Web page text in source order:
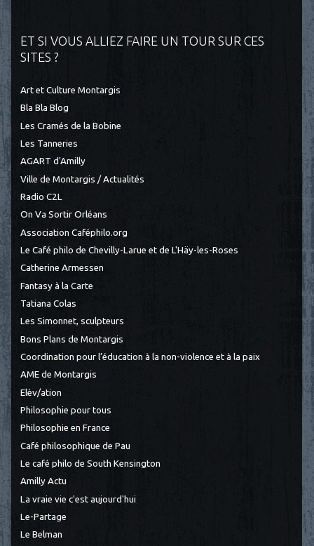
ET SI VOUS ALLIEZ FAIRE UN TOUR SUR CES
SITES ?
Art et Culture Montargis
Bla Bla Blog
Les Cramés de la Bobine
Les Tanneries
AGART d'Amilly
Ville de Montargis / Actualités
Radio C2L
On Va Sortir Orléans
Association Caféphilo.org
Le Café philo de Chevilly-Larue et de L'Häy-les-Roses
Catherine Armessen
Fantasy à la Carte
Tatiana Colas
Les Simonnet, sculpteurs
Bons Plans de Montargis
Coordination pour l’éducation à la non-violence et à la paix
AME de Montargis
Elèv/ation
Philosophie pour tous
Philosophie en France
Café philosophique de Pau
Le café philo de South Kensington
Amilly Actu
La vraie vie c'est aujourd'hui
Le-Partage
Le Belman